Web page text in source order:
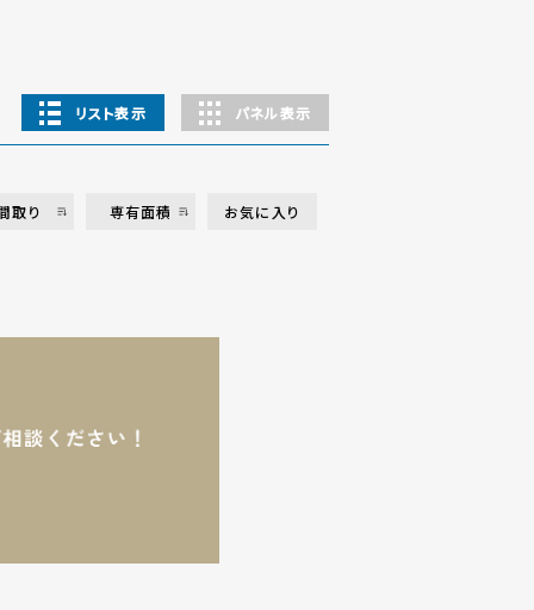
リスト表示 パネル表示
取り 専有面積 お気に入り